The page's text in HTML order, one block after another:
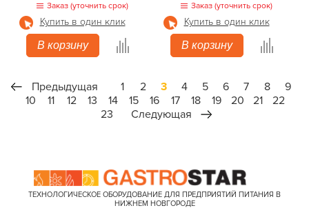
Заказ (уточнить срок)
Купить в один клик
В корзину
Заказ (уточнить срок)
Купить в один клик
В корзину
Предыдущая 1 2 3 4 5 6 7 8
9
10
11 12 13 14 15 16 17 18 19 20 21
22
23
Следующая
ТЕХНОЛОГИЧЕСКОЕ ОБОРУДОВАНИЕ ДЛЯ ПРЕДПРИЯТИЙ ПИТАНИЯ В
НИЖНЕМ НОВГОРОДЕ